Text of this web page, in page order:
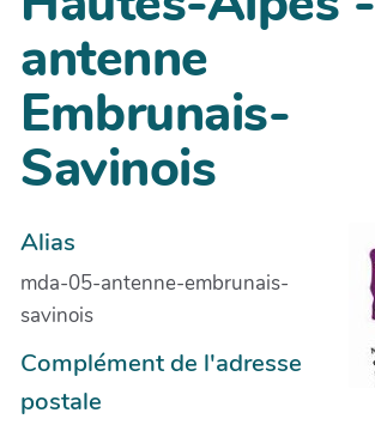
antenne
Embrunais-
Savinois
Alias
mda-05-antenne-embrunais-
savinois
Complément de l'adresse
postale